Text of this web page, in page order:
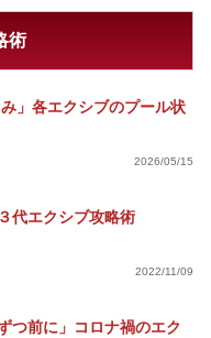
術
」各エクシブのプール状
2026/05/15
代エクシブ攻略術
2022/11/09
つ前に」コロナ禍のエク